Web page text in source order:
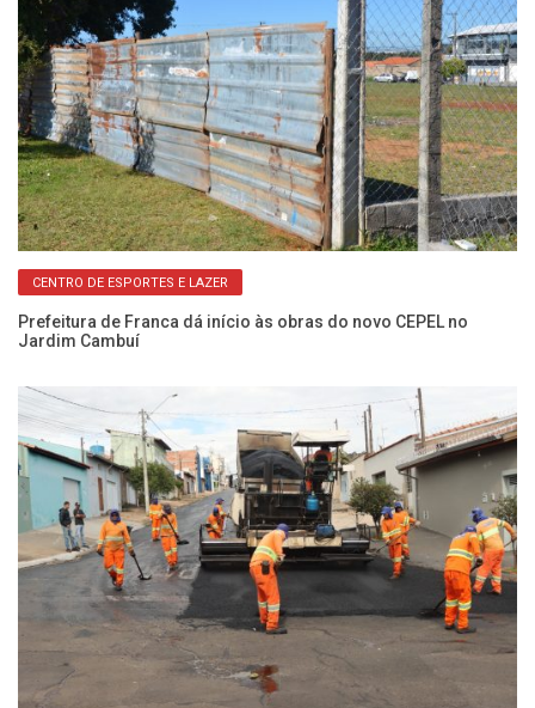
CENTRO DE ESPORTES E LAZER
Prefeitura de Franca dá início às obras do novo CEPEL no
Jardim Cambuí